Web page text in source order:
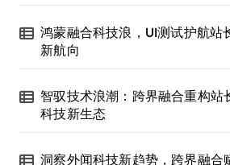
鸿蒙融合科技浪，UI测试护航站
新航向
智驭技术浪潮：跨界融合重构站
科技新生态
洞察外闻科技新趋势，跨界融合